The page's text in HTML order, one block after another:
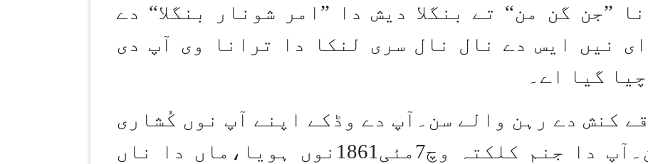
”جن گن من“ تے بنگلا دیش دا ”امر شونار بنگلا“ دے
نیں ایس دے نال نال سری لنکا دا ترانا وی آپ دی
گیا اے۔
کنش دے رہن والے سن۔آپ دے وڈکے اپنے آپ نوں کُشاری
اکھواندے ہوندے سن۔آپ دا جنم کلکتہ وچ7مئی1861نوں ہویا،ماں دا ناں